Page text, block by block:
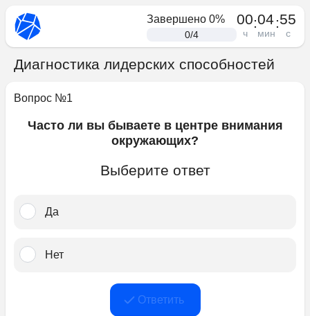
Завершено 0%
0/4
00
ч
:04
мин
:55
с
Диагностика лидерских способностей
Вопрос №1
Часто ли вы бываете в центре внимания
окружающих?
Выберите ответ
Да
Нет
Ответить